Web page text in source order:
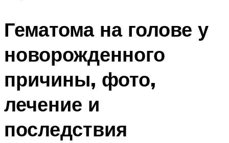
Гематома на голове у
новорожденного
причины, фото,
лечение и
последствия